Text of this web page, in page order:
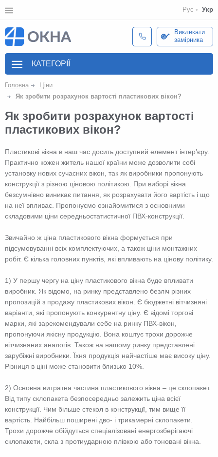
Рус Укр
Викликати
замірника
КАТЕГОРІЇ
Головна
Ціни
Як зробити розрахунок вартості пластикових вікон?
Як зробити розрахунок вартості
пластикових вікон?
Пластикові вікна в наш час досить доступний елемент інтер’єру.
Практично кожен житель нашої країни може дозволити собі
установку нових сучасних вікон, так як виробники пропонують
конструкції з різною ціновою політикою. При виборі вікна
безсумнівно виникає питання, як розрахувати його вартість і що
на неї впливає. Пропонуємо ознайомитися з основними
складовими ціни середньостатистичної ПВХ-конструкції.
Звичайно ж ціна пластикового вікна формується при
підсумовуванні всіх комплектуючих, а також ціни монтажних
робіт. Є кілька головних пунктів, які впливають на цінову політику.
1) У першу чергу на ціну пластикового вікна буде впливати
виробник. Як відомо, на ринку представлено безліч різних
пропозицій з продажу пластикових вікон. Є бюджетні вітчизняні
варіанти, які пропонують конкурентну ціну. Є відомі торгові
марки, які зарекомендували себе на ринку ПВХ-вікон,
пропонуючи якісну продукцію. Вона коштує трохи дорожче
вітчизняних аналогів. Також на нашому ринку представлені
зарубіжні виробники. Їхня продукція найчастіше має високу ціну.
Різниця в ціні може становити близько 10%.
2) Основна витратна частина пластикового вікна – це склопакет.
Від типу склопакета безпосередньо залежить ціна всієї
конструкції. Чим більше стекол в конструкції, тим вище її
вартість. Найбільш поширені дво- і трикамерні склопакети.
Трохи дорожче обійдуться спеціалізовані енергозберігаючі
склопакети, скла з протиударною плівкою або тоновані вікна.